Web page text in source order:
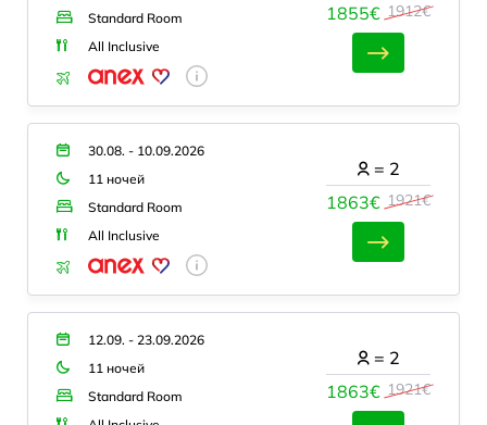
Standard Room
All Inclusive
1855€ 1912€
30.08. - 10.09.2026
11 ночей
Standard Room
All Inclusive
1863€ 1921€
= 2
12.09. - 23.09.2026
11 ночей
Standard Room
1863€ 1921€
= 2